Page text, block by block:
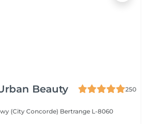
Beauty
250
(City Concorde) Bertrange L-8060